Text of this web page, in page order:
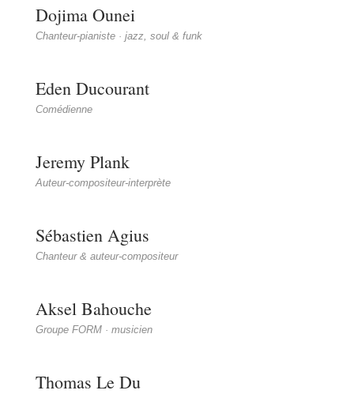
Dojima Ounei
Chanteur-pianiste · jazz, soul & funk
Eden Ducourant
Comédienne
Jeremy Plank
Auteur-compositeur-interprète
Sébastien Agius
Chanteur & auteur-compositeur
Aksel Bahouche
Groupe FORM · musicien
Thomas Le Du